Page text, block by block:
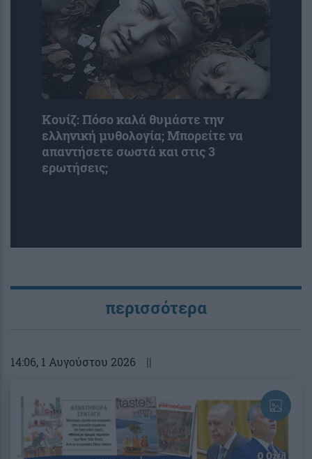
Κουίζ: Πόσο καλά θυμάστε την
ελληνική μυθολογία; Μπορείτε να
απαντήσετε σωστά και στις 3
ερωτήσεις;
περισσότερα
14:06, 1 Αυγούστου 2026 ||